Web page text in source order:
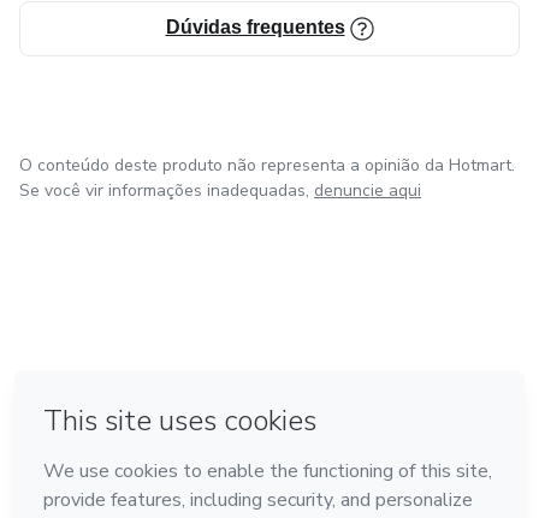
Dúvidas frequentes
O conteúdo deste produto não representa a opinião da Hotmart.
Se você vir informações inadequadas, denuncie aqui
Feito com ❤ em Bogotá